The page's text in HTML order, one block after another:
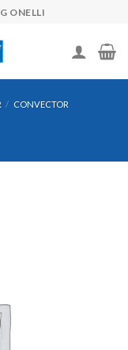
ONELLI
/ CONVECTOR